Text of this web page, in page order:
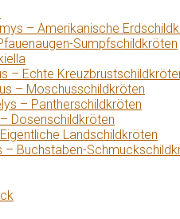
– Amerikanische
Sumpfschildkröten
– Echte
– Moschusschildkröten
– Pantherschildkröten
Dosenschildkröten
Landschildkröten
– Buchstaben-